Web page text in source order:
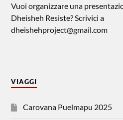
Vuoi organizzare una
Dheisheh Resiste? Scrivici a
dheishehproject@gmail.com
VIAGGI
Carovana Puelmapu 2025